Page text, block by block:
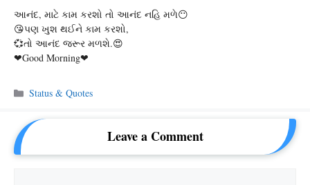
આનંદ, માટે કામ કરશો તો આનંદ નહિ મળે😶
😘પણ ખુશ થઈને કામ કરશો,
💞તો આનંદ જરૂર મળશે.😍
❤Good Morning❤
Categories
Status & Quotes
Leave a Comment